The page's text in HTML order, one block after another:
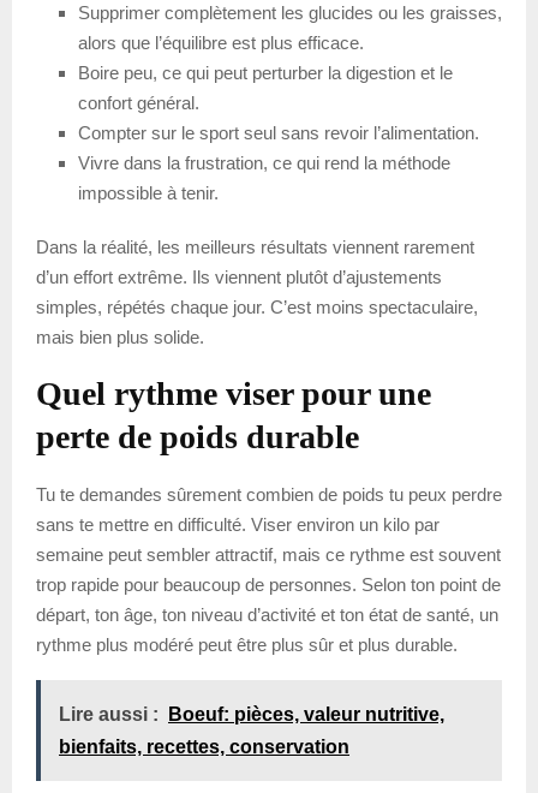
Supprimer complètement les glucides ou les graisses,
alors que l’équilibre est plus efficace.
Boire peu, ce qui peut perturber la digestion et le
confort général.
Compter sur le sport seul sans revoir l’alimentation.
Vivre dans la frustration, ce qui rend la méthode
impossible à tenir.
Dans la réalité, les meilleurs résultats viennent rarement
d’un effort extrême. Ils viennent plutôt d’ajustements
simples, répétés chaque jour. C’est moins spectaculaire,
mais bien plus solide.
Quel rythme viser pour une
perte de poids durable
Tu te demandes sûrement combien de poids tu peux perdre
sans te mettre en difficulté. Viser environ un kilo par
semaine peut sembler attractif, mais ce rythme est souvent
trop rapide pour beaucoup de personnes. Selon ton point de
départ, ton âge, ton niveau d’activité et ton état de santé, un
rythme plus modéré peut être plus sûr et plus durable.
Lire aussi :
Boeuf: pièces, valeur nutritive,
bienfaits, recettes, conservation